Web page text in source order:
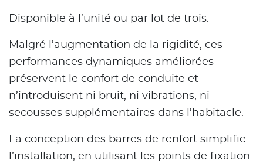
Disponible à l’unité ou par lot de trois.
Malgré l’augmentation de la rigidité, ces
performances dynamiques améliorées
préservent le confort de conduite et
n’introduisent ni bruit, ni vibrations, ni
secousses supplémentaires dans l’habitacle.
La conception des barres de renfort simplifie
l’installation, en utilisant les points de fixation